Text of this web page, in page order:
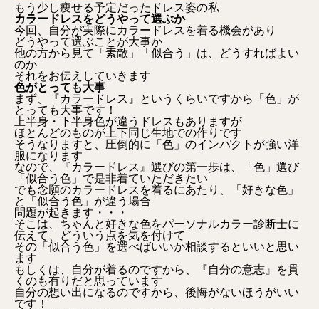
もう少し痩せる予定だったドレス姿の私
カラードレスをどうやって選ぶか
今回、自分が実際にカラードレスを着る機会があり
どうやって選ぶことが大事か
他の方から見て「素敵」「似合う」は、どうすればよい
のか
それをお伝えしていきます
色がとっても大事
まず、『カラードレス』というくらいですから「色」が
とっても大事です！
上半身・下半身色が違うドレスもありますが
ほとんどのものが上下同じ生地での作りです
そうなりますと、圧倒的に「色」のインパクトが強い洋
服になります
なので、『カラードレス』選びの第一歩は、「色」選び
「似合う色」で是非着ていただきたい
でも念願のカラードレスを着るにあたり、「好きな色」
と「似合う色」が違う場合
問題が起きます・・・
そこは、ちゃんと好きな色をパーソナルカラー診断士に
伝えて、どういう点を気を付けて
その「似合う色」を選べばいいか相談するといいと思い
ます
もしくは、自分が着るのですから、『自分の意志』を貫
くのも有りだと思っています
自分の想い出になるのですから、後悔がないほうがいい
です！